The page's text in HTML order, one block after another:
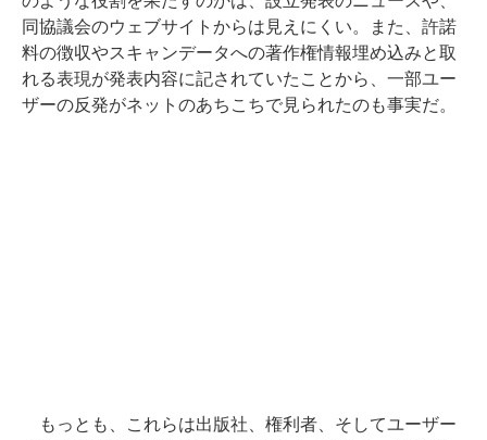
同協議会のウェブサイトからは見えにくい。また、許諾
料の徴収やスキャンデータへの著作権情報埋め込みと取
れる表現が発表内容に記されていたことから、一部ユー
ザーの反発がネットのあちこちで見られたのも事実だ。
もっとも、これらは出版社、権利者、そしてユーザー